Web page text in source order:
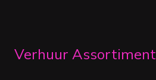
Verhuur Assortiment